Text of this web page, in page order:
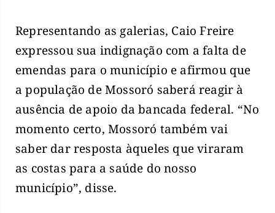
Representando as galerias, Caio Freire
expressou sua indignação com a falta de
emendas para o município e afirmou que
a população de Mossoró saberá reagir à
ausência de apoio da bancada federal. “No
momento certo, Mossoró também vai
saber dar resposta àqueles que viraram
as costas para a saúde do nosso
município”, disse.